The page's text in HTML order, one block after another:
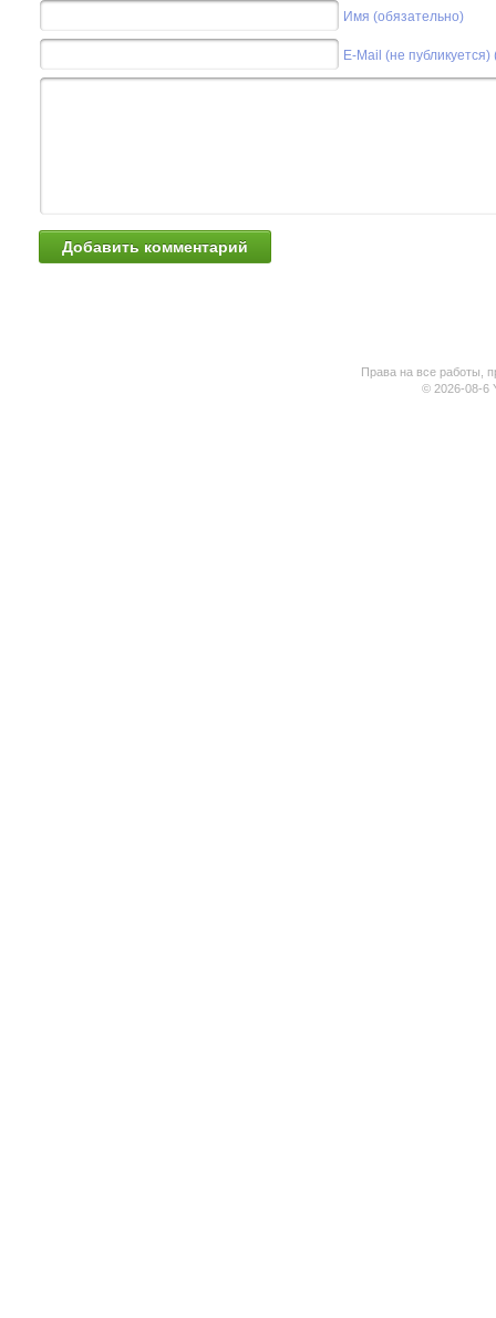
Имя (обязательно)
E-Mail (не
Права на все работы,
© 2026-08-6